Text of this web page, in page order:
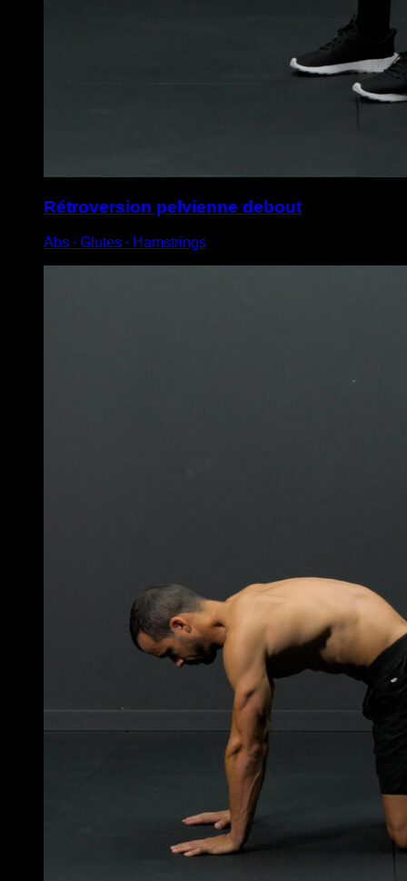
Rétroversion pelvienne debout
Abs ∙ Glutes ∙ Hamstrings